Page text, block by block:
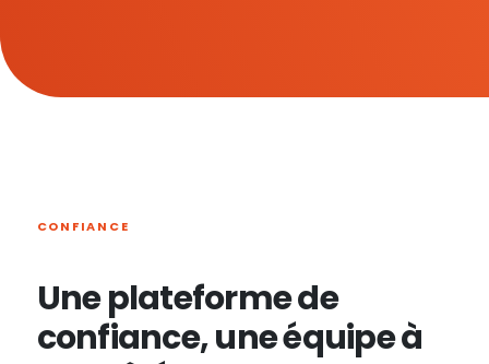
CONFIANCE
Une plateforme de
confiance, une équipe à